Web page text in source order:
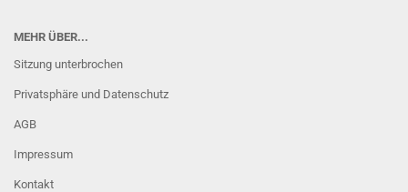
MEHR ÜBER...
Sitzung unterbrochen
Privatsphäre und Datenschutz
AGB
Impressum
Kontakt